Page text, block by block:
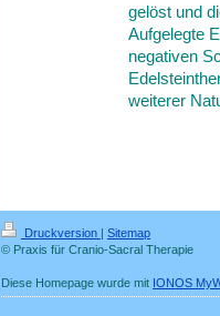
gelöst und
Aufgelegte
negativen
weiterer
Druckversion | Sitemap
© Praxis für Cranio-Sacral Therapie
Diese Homepage wurde mit IONOS